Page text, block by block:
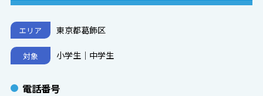
エリア 東京都葛飾区
対象 小学生｜中学生
電話番号